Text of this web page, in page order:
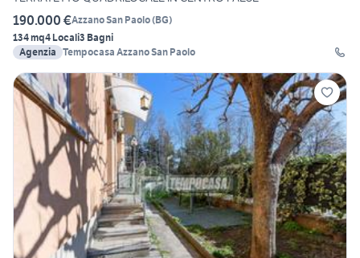
190.000 €Azzano San Paolo(BG)
134 mq4 Locali3 Bagni
Agenzia Tempocasa Azzano San Paolo